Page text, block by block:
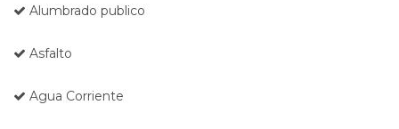
Alumbrado publico
Asfalto
Agua Corriente